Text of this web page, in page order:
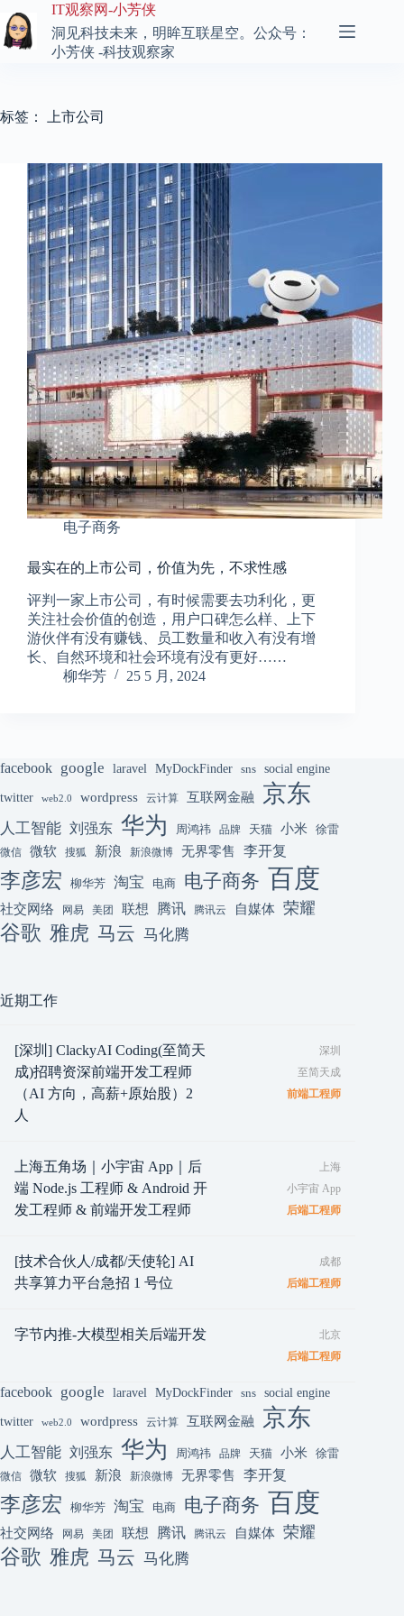
至
内
IT观察网-小芳侠
洞见科技未来，明眸互联星空。公众号：
小芳侠 -科技观察家
标签： 上市公司
电子商务
最实在的上市公司，价值为先，不求性感
评判一家上市公司，有时候需要去功利化，更
关注社会价值的创造，用户口碑怎么样、上下
游伙伴有没有赚钱、员工数量和收入有没有增
长、自然环境和社会环境有没有更好……
柳华芳
25 5 月, 2024
facebook google laravel MyDockFinder sns social engine
twitter web2.0 wordpress 云计算 互联网金融 京东
人工智能 刘强东 华为 周鸿祎 品牌 天猫 小米 徐雷
微信 微软 搜狐 新浪 新浪微博 无界零售 李开复
李彦宏 柳华芳 淘宝 电商 电子商务 百度
社交网络 网易 美团 联想 腾讯 腾讯云 自媒体 荣耀
谷歌 雅虎 马云 马化腾
近期工作
[深圳] ClackyAI Coding(至简天
成)招聘资深前端开发工程师
（AI 方向，高薪+原始股）2
人
深圳
至简天成
前端工程师
上海五角场｜小宇宙 App｜后
端 Node.js 工程师 & Android 开
发工程师 & 前端开发工程师
上海
小宇宙 App
后端工程师
[技术合伙人/成都/天使轮] AI
共享算力平台急招 1 号位
成都
后端工程师
字节内推-大模型相关后端开发
北京
后端工程师
facebook google laravel MyDockFinder sns social engine
twitter web2.0 wordpress 云计算 互联网金融 京东
人工智能 刘强东 华为 周鸿祎 品牌 天猫 小米 徐雷
微信 微软 搜狐 新浪 新浪微博 无界零售 李开复
李彦宏 柳华芳 淘宝 电商 电子商务 百度
社交网络 网易 美团 联想 腾讯 腾讯云 自媒体 荣耀
谷歌 雅虎 马云 马化腾